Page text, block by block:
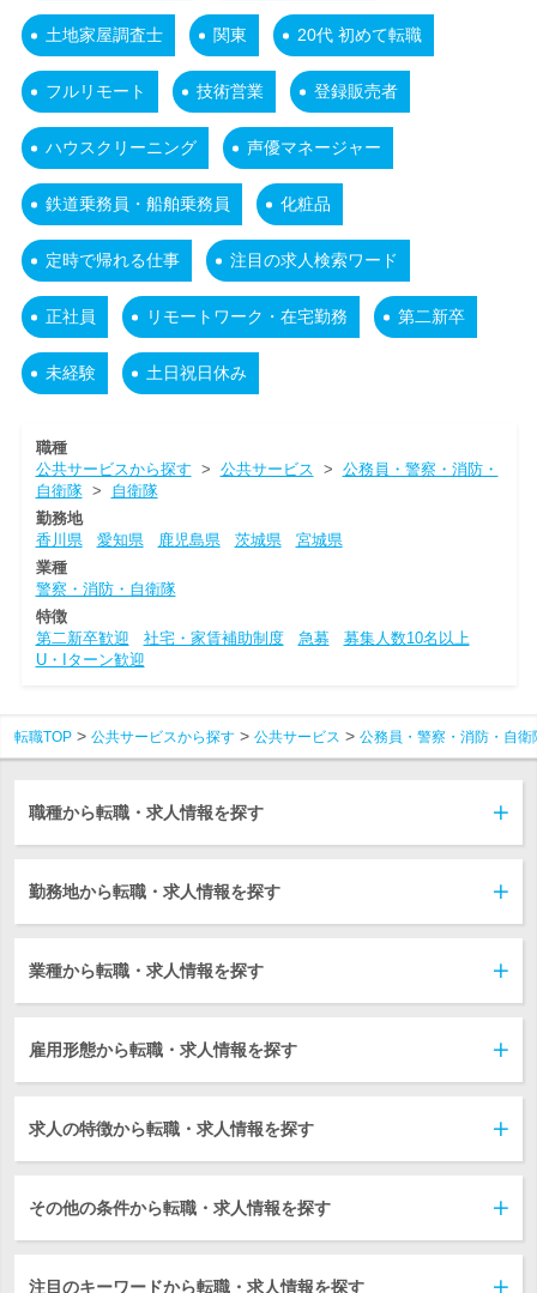
土地家屋調査士 関東 20代 初めて転職
フルリモート 技術営業 登録販売者
ハウスクリーニング 声優マネージャー
鉄道乗務員・船舶乗務員 化粧品
定時で帰れる仕事 注目の求人検索ワード
正社員 リモートワーク・在宅勤務 第二新卒
未経験 土日祝日休み
職種
公共サービスから探す > 公共サービス > 公務員・警察・消防・
自衛隊> 自衛隊
勤務地
香川県
愛知県 鹿児島県 茨城県
宮城県
業種
警察・消防・自衛隊
特徴
第二新卒歓迎
社宅・家賃補助制度 急募
募集人数10名以上
U・Iターン歓迎
転職TOP 公共サービスから探す 公共サービス 公務員・警察・消防・自衛
職種から転職・求人情報を探す
勤務地から転職・求人情報を探す
業種から転職・求人情報を探す
雇用形態から転職・求人情報を探す
求人の特徴から転職・求人情報を探す
その他の条件から転職・求人情報を探す
注目のキーワードから転職・求人情報を探す